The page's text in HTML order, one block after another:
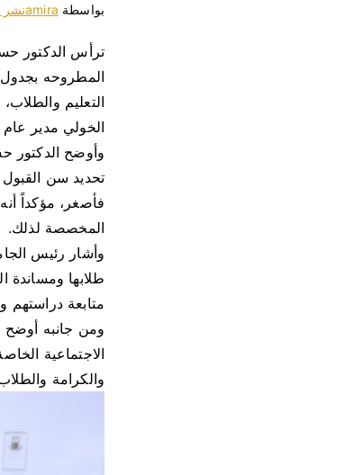
بواسطة amiraنشر
ترأس الدكتور
المطروحه بجدول
التعليم
الخولي مدير
وأوضح الدكتور
فأصغر، مؤكداً
المخصصة لذلك.
وأشار رئيس
طلابها ومساندة
متابعة دراستهم
ومن جانبه أوضح
الاجتماعية
والكرامة